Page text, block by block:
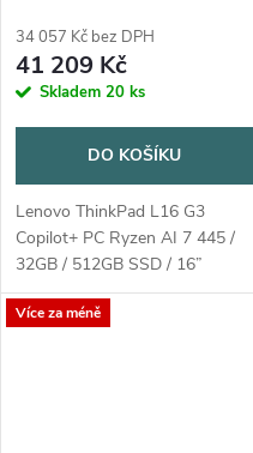
W11P / Black / 3R On-Site
34 057 Kč bez DPH
41 209 Kč
Skladem 20 ks
DO KOŠÍKU
Lenovo ThinkPad L16 G3
Copilot+ PC Ryzen AI 7 445 /
32GB / 512GB SSD / 16”
WUXGA IPS / 3yOnSite /
Win11 Pro / černá
Více za méně